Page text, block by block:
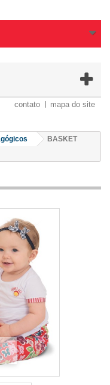
contato mapa do site
BASKET